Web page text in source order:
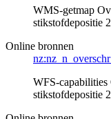
WMS-getmap
stikstofdepositie
Online bronnen
WFS-capabilities
stikstofdepositie